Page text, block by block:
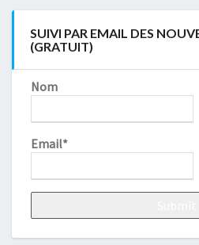
SUIVI PAR EMAIL DES
(GRATUIT)
Nom
Email*